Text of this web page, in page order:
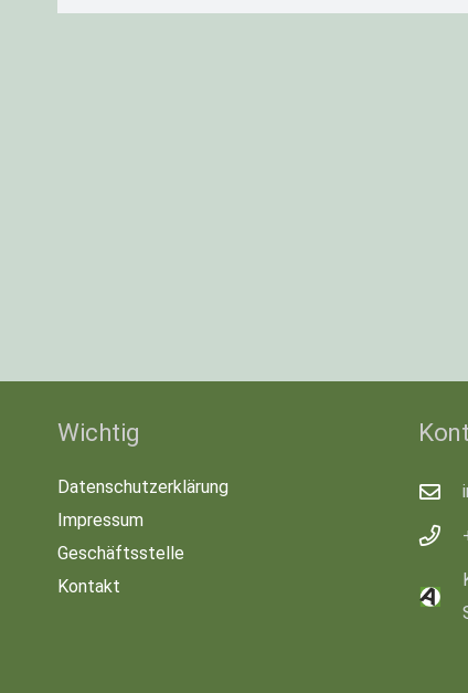
nach:
Wichtig
Datenschutzerklärung
Impressum
Geschäftsstelle
Kontakt